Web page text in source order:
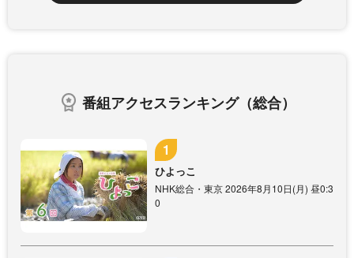
番組アクセスランキング（総合）
ひよっこ
NHK総合・東京 2026年8月10日(月) 昼0:3
0